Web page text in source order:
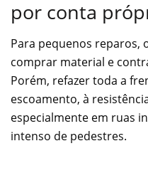
por conta
Para pequenos
comprar material e
Porém, refazer toda a
escoamento, à
especialmente em ruas
intenso de pedestres.